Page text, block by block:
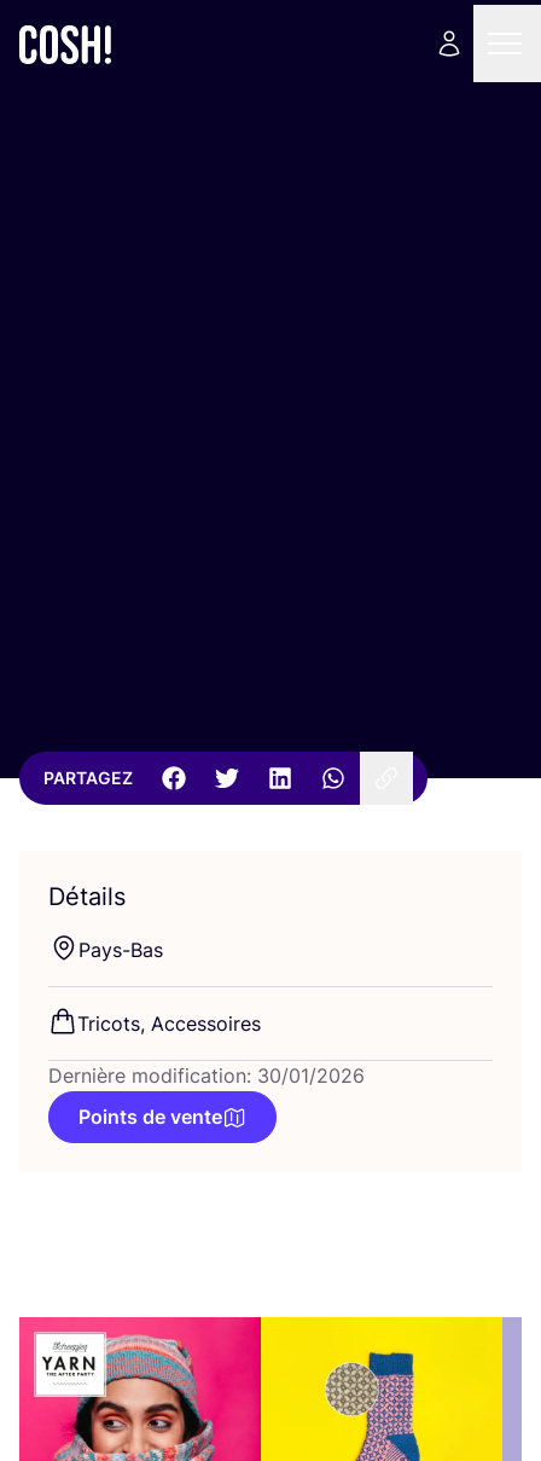
PARTAGEZ
Détails
Pays-Bas
Tri­cots, Accessoires
Dernière modification: 30/01/2026
Points de vente